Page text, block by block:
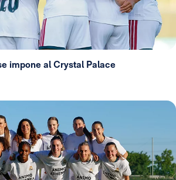
impone al Crystal Palace